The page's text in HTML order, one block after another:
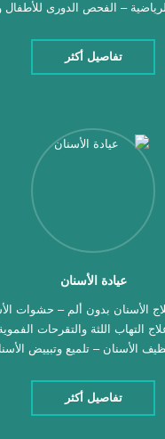
– الفحص الدورى
الولادة – عيادة خاصة
والربو – متابعة الأطفال ذوى
تفاصيل أكثر
عيادة الأسنان
الأسنان بدون ألم – حشوات
التهاب اللثة والتقرحات
الأسنان – تلميع وتبييض
– يوجد لدينا أشعة بانورامية
ابتسامة هوليوود
تفاصيل أكثر